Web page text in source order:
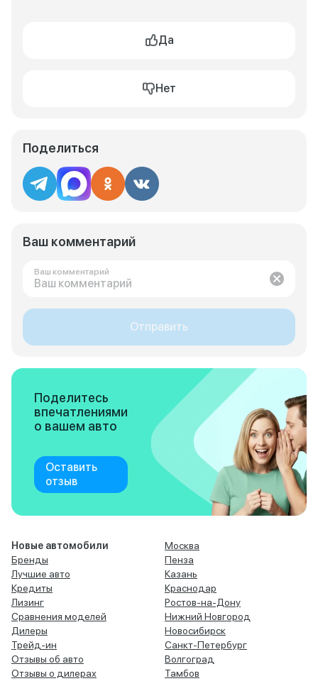
Да
Нет
Поделиться
Ваш комментарий
Ваш комментарий
Отправить
Поделитесь
впечатлениями
о вашем авто
Оставить
отзыв
Новые автомобили
Бренды
Лучшие авто
Кредиты
Лизинг
Сравнения моделей
Дилеры
Трейд-ин
Отзывы об авто
Отзывы о дилерах
Москва
Пенза
Казань
Краснодар
Ростов-на-Дону
Нижний Новгород
Новосибирск
Санкт-Петербург
Волгоград
Тамбов